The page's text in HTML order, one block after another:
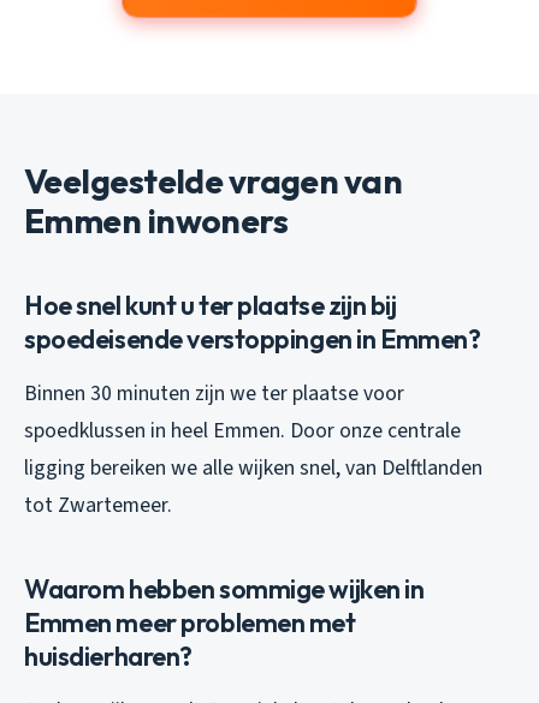
Veelgestelde vragen van
Emmen inwoners
Hoe snel kunt u ter plaatse zijn bij
spoedeisende verstoppingen in Emmen?
Binnen 30 minuten zijn we ter plaatse voor
spoedklussen in heel Emmen. Door onze centrale
ligging bereiken we alle wijken snel, van Delftlanden
tot Zwartemeer.
Waarom hebben sommige wijken in
Emmen meer problemen met
huisdierharen?